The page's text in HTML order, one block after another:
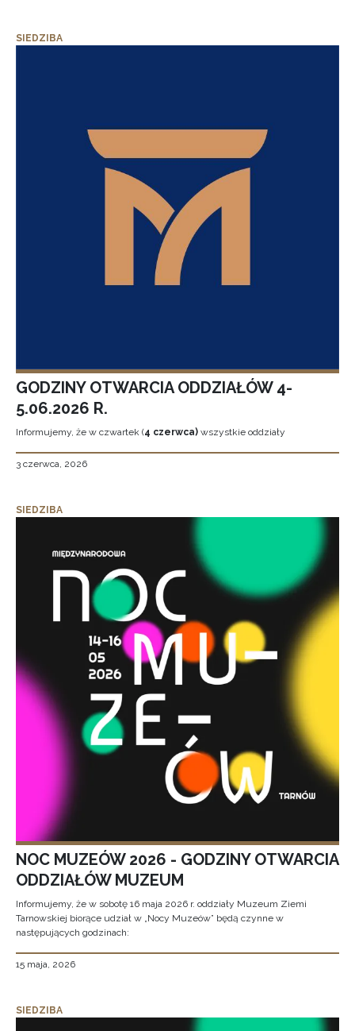
SIEDZIBA
GODZINY OTWARCIA ODDZIAŁÓW 4-
5.06.2026 R.
Informujemy, że w czwartek (4 czerwca) wszystkie oddziały
3 czerwca, 2026
SIEDZIBA
NOC MUZEÓW 2026 - GODZINY OTWARCIA
ODDZIAŁÓW MUZEUM
Informujemy, że w sobotę 16 maja 2026 r. oddziały Muzeum Ziemi
Tarnowskiej biorące udział w „Nocy Muzeów” będą czynne w
następujących godzinach:
15 maja, 2026
SIEDZIBA